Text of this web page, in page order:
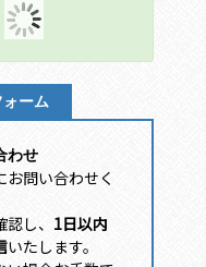
ォーム
わせ
お問い合わせく
し、 1日以内
いたします。